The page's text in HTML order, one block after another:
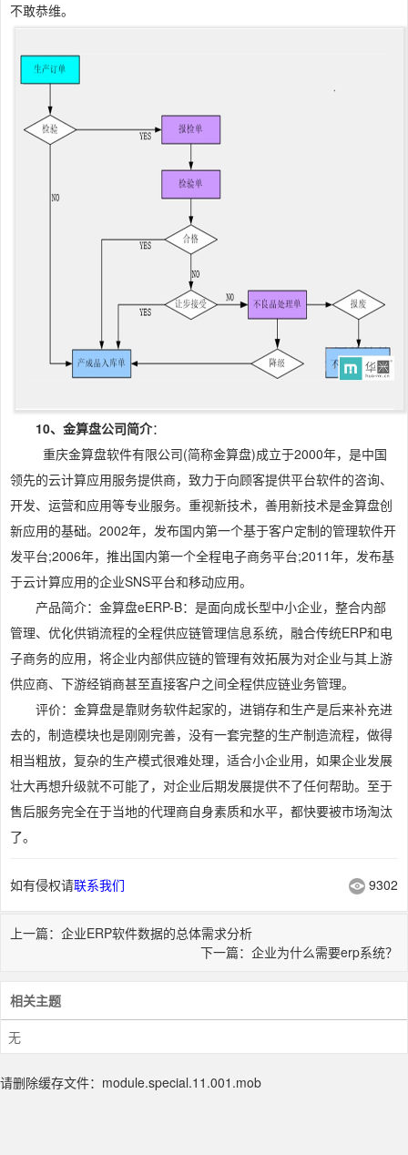
不敢恭维。
10、金算盘公司简介：
重庆金算盘软件有限公司(简称金算盘)成立于2000年，是中国
领先的云计算应用服务提供商，致力于向顾客提供平台软件的咨询、
开发、运营和应用等专业服务。重视新技术，善用新技术是金算盘创
新应用的基础。2002年，发布国内第一个基于客户定制的管理软件开
发平台;2006年，推出国内第一个全程电子商务平台;2011年，发布基
于云计算应用的企业SNS平台和移动应用。
产品简介：金算盘eERP-B：是面向成长型中小企业，整合内部
管理、优化供销流程的全程供应链管理信息系统，融合传统ERP和电
子商务的应用，将企业内部供应链的管理有效拓展为对企业与其上游
供应商、下游经销商甚至直接客户之间全程供应链业务管理。
评价：金算盘是靠财务软件起家的，进销存和生产是后来补充进
去的，制造模块也是刚刚完善，没有一套完整的生产制造流程，做得
相当粗放，复杂的生产模式很难处理，适合小企业用，如果企业发展
壮大再想升级就不可能了，对企业后期发展提供不了任何帮助。至于
售后服务完全在于当地的代理商自身素质和水平，都快要被市场淘汰
了。
如有侵权请联系我们 9302
上一篇：企业ERP软件数据的总体需求分析
下一篇：企业为什么需要erp系统？
相关主题
无
请删除缓存文件：module.special.11.001.mob